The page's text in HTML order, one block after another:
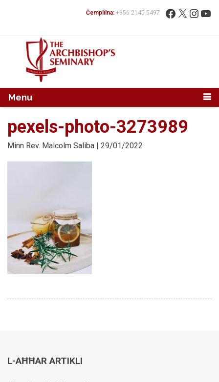
Fittex: Facebook
X
Ċemplilna: +356 2145 5497
Menu
pexels-photo-3273989
Minn Rev. Malcolm Saliba | 29/01/2022
L-AĦĦAR ARTIKLI